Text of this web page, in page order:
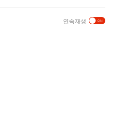
연속재생